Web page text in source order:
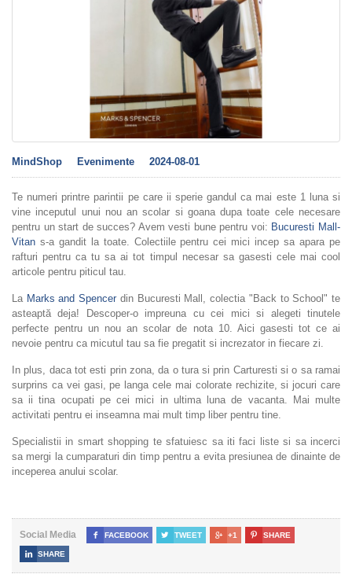
MindShop Evenimente 2024-08-01
Te numeri printre parintii pe care ii sperie gandul ca mai este 1 luna si
vine inceputul unui nou an scolar si goana dupa toate cele necesare
pentru un start de succes? Avem vesti bune pentru voi: Bucuresti Mall-
Vitan s-a gandit la toate. Colectiile pentru cei mici incep sa apara pe
rafturi pentru ca tu sa ai tot timpul necesar sa gasesti cele mai cool
articole pentru piticul tau.
La Marks and Spencer din Bucuresti Mall, colectia "Back to School" te
asteaptă deja! Descoper-o impreuna cu cei mici si alegeti tinutele
perfecte pentru un nou an scolar de nota 10. Aici gasesti tot ce ai
nevoie pentru ca micutul tau sa fie pregatit si increzator in fiecare zi.
In plus, daca tot esti prin zona, da o tura si prin Carturesti si o sa ramai
surprins ca vei gasi, pe langa cele mai colorate rechizite, si jocuri care
sa ii tina ocupati pe cei mici in ultima luna de vacanta. Mai multe
activitati pentru ei inseamna mai mult timp liber pentru tine.
Specialistii in smart shopping te sfatuiesc sa iti faci liste si sa incerci
sa mergi la cumparaturi din timp pentru a evita presiunea de dinainte de
inceperea anului scolar.
Social Media  FACEBOOK  TWEET  +1  SHARE
 SHARE